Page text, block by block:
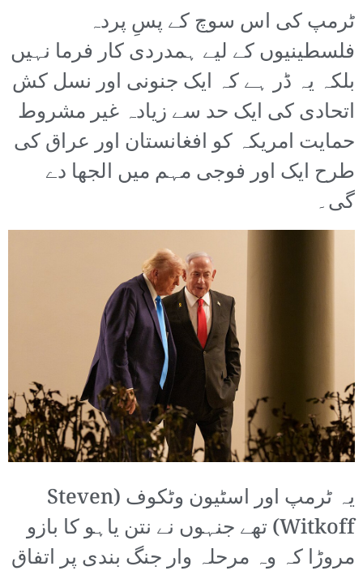
ٹرمپ کی اس سوچ کے پسِ پردہ
فلسطینیوں کے لیے ہمدردی کار فرما نہیں
بلکہ یہ ڈر ہے کہ ایک جنونی اور نسل کش
اتحادی کی ایک حد سے زیادہ غیر مشروط
حمایت امریکہ کو افغانستان اور عراق کی
طرح ایک اور فوجی مہم میں الجھا دے
گی۔
یہ ٹرمپ اور اسٹیون وٹکوف (Steven
Witkoff) تھے جنہوں نے نتن یاہو کا بازو
مروڑا کہ وہ مرحلہ وار جنگ بندی پر اتفاق